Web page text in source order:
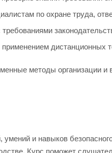
по охране труда,
требованиями
дистанционных
методы организации
и навыков